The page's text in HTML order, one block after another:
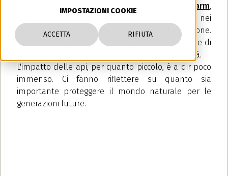
IMPOSTAZIONI COOKIE
ACCETTA RIFIUTA
Biorfarm
continuiamo a sostenere le api e gli apicoltori nei
loro sforzi per proteggere le api dall'estinzione.
Questa iniziativa ci permette di adottare alveari e di
incoraggiare la produzione di miele di alta qualità.
L'impatto delle api, per quanto piccolo, è a dir poco
immenso. Ci fanno riflettere su quanto sia
importante proteggere il mondo naturale per le
generazioni future.